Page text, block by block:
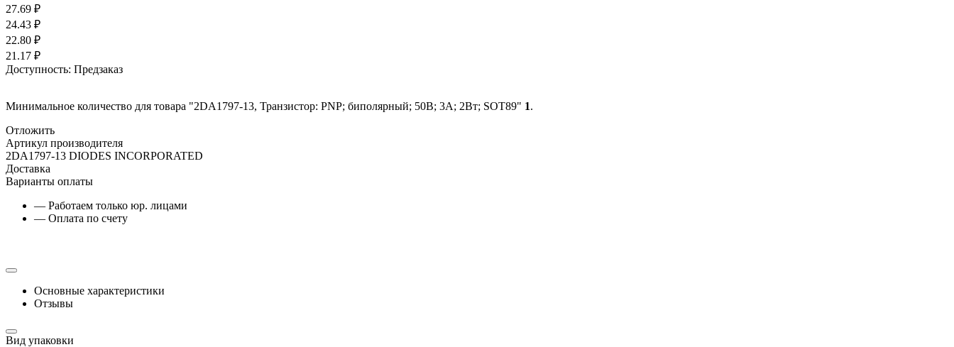
27.69 ₽
24.43 ₽
22.80 ₽
21.17 ₽
Доступность: Предзаказ
Минимальное количество для товара "2DA1797-13, Транзистор: PNP; биполярный; 50В; 3А; 2Вт; SOT89" 1.
Отложить
Артикул производителя
2DA1797-13 DIODES INCORPORATED
Доставка
Варианты оплаты
— Работаем только юр. лицами
— Оплата по счету
Основные характеристики
Отзывы
Вид упаковки